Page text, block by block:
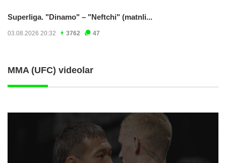
Superliga. "Dinamo" – "Neftchi" (matnli...
03.08.2026 20:32 3762 47
MMA (UFC) videolar